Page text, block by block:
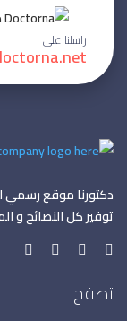
راسلنا علي
دكتورنا موقع رسمي
توفير كل النصائح و
تصفح